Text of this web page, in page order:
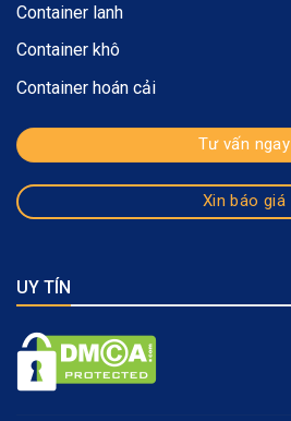
Container lanh
Container khô
Container hoán cải
Tư vấn ngay
Xin báo giá
UY TÍN